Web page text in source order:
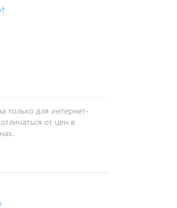
только для интернет-
от цен в